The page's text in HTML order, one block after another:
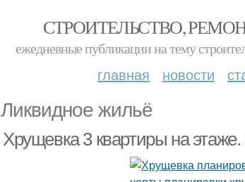
СТРОИТЕЛЬСТВО,
ежедневные публикации на тему
главная новости
Ликвидное жильё
Хрущевка 3 квартиры на